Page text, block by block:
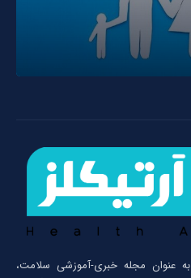
از سال 1396 به عنوان مجله خبری-آموزشی سلامت،